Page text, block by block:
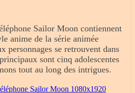
Sailor Moon contiennent
anime de la série animée
personnages se retrouvent dans
sont cinq adolescentes
tout au long des intrigues.